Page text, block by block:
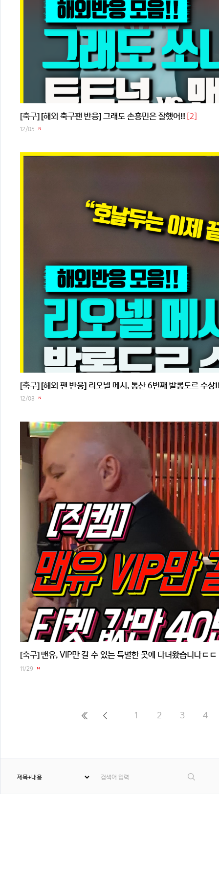
[축구] [해외 축구팬 반응] 그래도 손흥민은 잘했어!! [2]
12/05
[축구] [해외 팬 반응] 리오넬 메시, 통산 6번째 발롱도르 수
12/03
[축구] 맨유, VIP만 갈 수 있는 특별한 곳에 다녀왔습니다ㄷ
11/29
1 2 3 4